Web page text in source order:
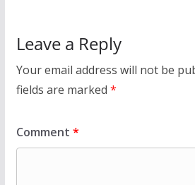
Leave a Reply
Your email address will not be
fields are marked *
Comment *